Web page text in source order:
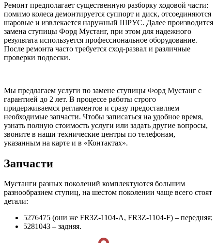
Ремонт предполагает существенную разборку ходовой части:
помимо колеса демонтируется суппорт и диск, отсоединяются
шаровые и извлекается наружный ШРУС. Далее производится
замена ступицы Форд Мустанг, при этом для надежного
результата используется профессиональное оборудование.
После ремонта часто требуется сход-развал и различные
проверки подвески.
Мы предлагаем услуги по замене ступицы Форд Мустанг с
гарантией до 2 лет. В процессе работы строго
придерживаемся регламентов и сразу предоставляем
необходимые запчасти. Чтобы записаться на удобное время,
узнать полную стоимость услуги или задать другие вопросы,
звоните в наши технические центры по телефонам,
указанным на карте и в «Контактах».
Запчасти
Мустанги разных поколений комплектуются большим
разнообразием ступиц, на шестом поколении чаще всего стоят
детали:
5276475 (они же FR3Z-1104-A, FR3Z-1104-F) – передняя;
5281043 – задняя.